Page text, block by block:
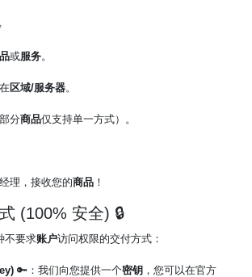
或服务。
区域/服务器。
分商品仅支持单一方式）。
经理，接收您的商品 ！
(100% 安全) 🔒
不要求账户访问权限的交付方式：
🔑：我们向您提供一个密钥 ，您可以在官方